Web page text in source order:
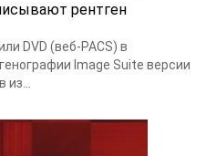
рентген
DVD (веб-PACS) в
Image Suite версии